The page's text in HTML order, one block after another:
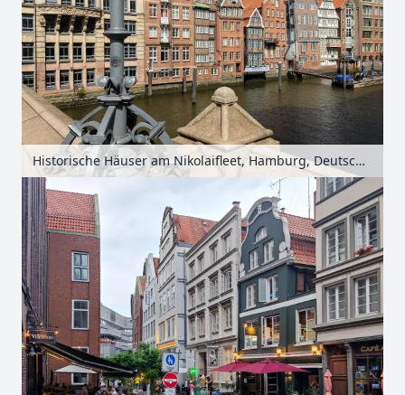
Historische Häuser am Nikolaifleet, Hamburg, Deutschland